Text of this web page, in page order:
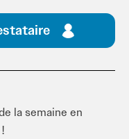
la semaine en